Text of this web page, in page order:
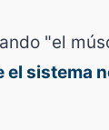
"el
el sistema